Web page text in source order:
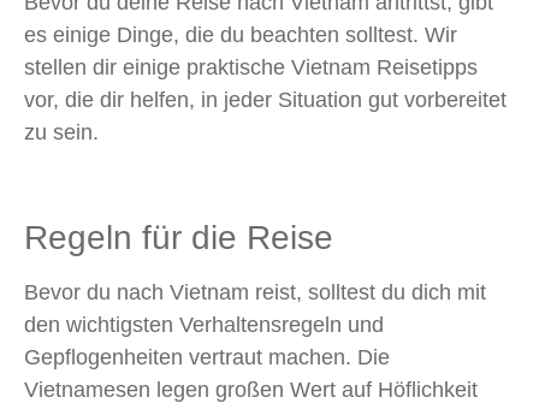
es einige Dinge, die du beachten solltest. Wir
stellen dir einige praktische Vietnam Reisetipps
vor, die dir helfen, in jeder Situation gut vorbereitet
zu sein.
Regeln für die Reise
Bevor du nach Vietnam reist, solltest du dich mit
den wichtigsten Verhaltensregeln und
Gepflogenheiten vertraut machen. Die
Vietnamesen legen großen Wert auf Höflichkeit